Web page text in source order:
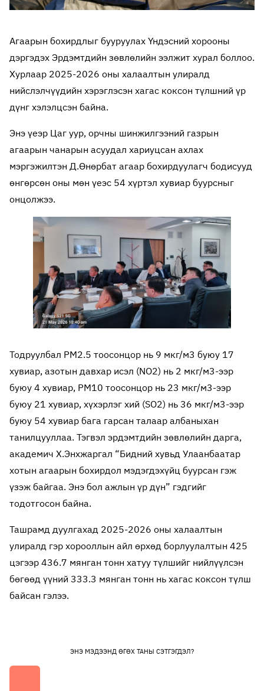
Агаарын бохирдлыг бууруулах Үндэсний хорооны
дэргэдэх Эрдэмтдийн зөвлөлийн ээлжит хурал боллоо.
Хурлаар 2025-2026 оны халаалтын улиралд
нийслэлчүүдийн хэрэглэсэн хагас коксон түлшний үр
дүнг хэлэлцсэн байна.
Энэ үеэр Цаг уур, орчны шинжилгээний газрын
агаарын чанарын асуудал хариуцсан ахлах
мэргэжилтэн Д.Өнөрбат агаар бохирдуулагч бодисууд
өнгөрсөн оны мөн үеэс 54 хүртэл хувиар буурсныг
онцолжээ.
Тодруулбал PM2.5 тоосонцор нь 9 мкг/м3 буюу 17
хувиар, азотын давхар исэл (NO2) нь 2 мкг/м3-ээр
буюу 4 хувиар, PM10 тоосонцор нь 23 мкг/м3-ээр
буюу 21 хувиар, хүхэрлэг хий (SO2) нь 36 мкг/м3-ээр
буюу 54 хувиар бага гарсан талаар албаныхан
танилцууллаа. Тэгвэл эрдэмтдийн зөвлөлийн дарга,
академич Х.Энхжаргал “Бидний хувьд Улаанбаатар
хотын агаарын бохирдол мэдэгдэхүйц буурсан гэж
үзэж байгаа. Энэ бол ажлын үр дүн” гэдгийг
тодотгосон байна.
Ташрамд дуулгахад 2025-2026 оны халаалтын
улиралд гэр хорооллын айл өрхөд борлуулалтын 425
цэгээр 436.7 мянган тонн хатуу түлшийг нийлүүлсэн
бөгөөд үүний 333.3 мянган тонн нь хагас коксон түлш
байсан гэлээ.
ЭНЭ МЭДЭЭНД ӨГӨХ ТАНЫ СЭТГЭГДЭЛ?